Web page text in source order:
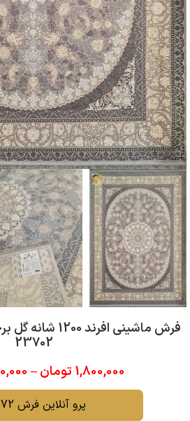
فرش ماشینی
23702
1,800,000 تومان –
پرو آنلاین فرش 23072